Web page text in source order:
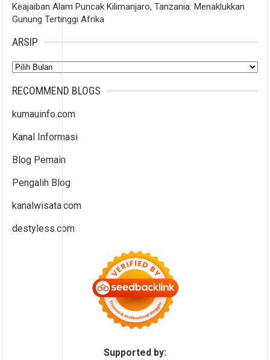
Keajaiban Alam Puncak Kilimanjaro, Tanzania: Menaklukkan
Gunung Tertinggi Afrika
ARSIP
Arsip
RECOMMEND BLOGS
kumauinfo.com
Kanal Informasi
Blog Pemain
Pengalih Blog
kanalwisata.com
destyless.com
Supported by: